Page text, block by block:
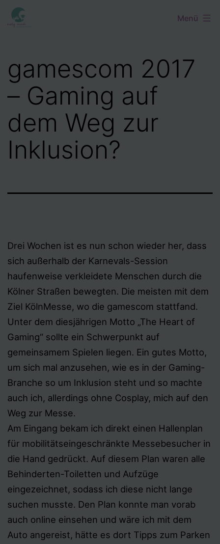
Zum
Inhalt
Menü
gamescom 2017
– Gaming auf
dem Weg zur
Inklusion?
Drei Wochen ist es nun schon wieder her, dass
sich außerhalb der Karnevals-Session
haufenweise verkleidete Menschen durch die
Kölner Straßen bewegten. Die meisten mit dem
Ziel KölnMesse, wo die gamescom stattfand.
Unter dem diesjährigen Motto „The Heart of
Gaming“ sollte ein Schwerpunkt auf
gemeinsamem Spielen liegen. Ein gutes Motto,
um sich mal anzusehen, wie es in der Gaming-
Branche so um Inklusion steht und so machte
auch ich, allerdings ohne Cosplay, mich auf den
Weg zur Messe.
Am Eingang bekam ich direkt einen Hallenplan
für mobilitätseingeschränkte Messebesucher in
die Hand gedrückt. Auf diesem Plan waren alle
Behinderten-Toiletten und Aufzüge
eingezeichnet, sodass ich diese nicht lange
suchen musste. Den Plan konnte man vorab
auch online einsehen und wäre ich mit dem
Auto angereist, hätte es dort Tipps zum Parken